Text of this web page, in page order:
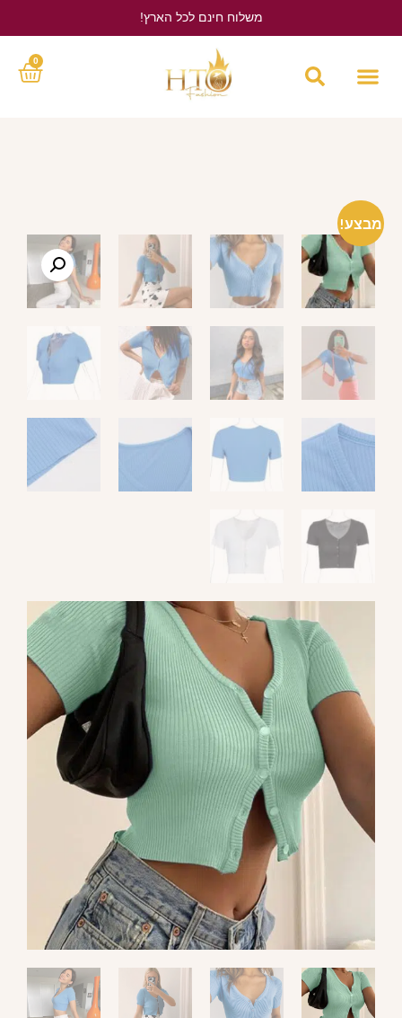
משלוח חינם לכל הארץ!
0
מבצע!